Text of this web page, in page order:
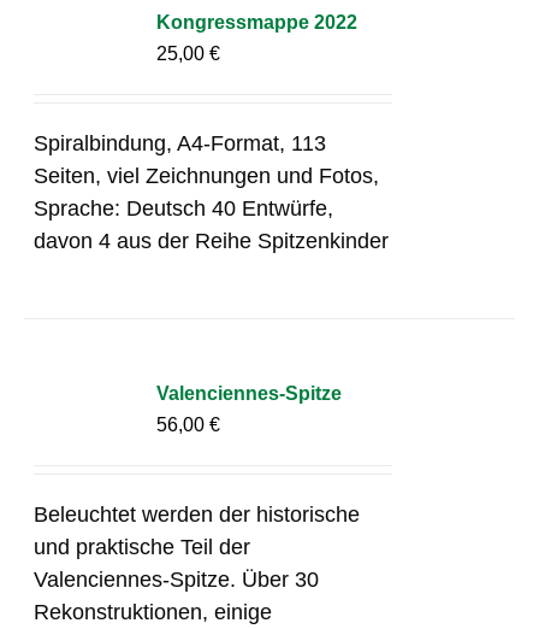
Kongressmappe 2022
25,00€
Spiralbindung, A4-Format, 113
Seiten, viel Zeichnungen und Fotos,
Sprache: Deutsch 40 Entwürfe,
davon 4 aus der Reihe Spitzenkinder
Valenciennes-Spitze
56,00€
Beleuchtet werden der historische
und praktische Teil der
Valenciennes-Spitze. Über 30
Rekonstruktionen, einige